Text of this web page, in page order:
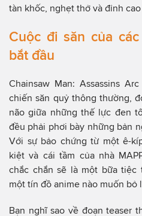
tàn khốc, nghẹt thở và đỉnh
Cuộc đi săn của
bắt đầu
Chainsaw Man: Assassins
chiến săn quỷ thông thường,
não giữa những thế lực đen
đều phải phơi bày những bản
Với sự bảo chứng từ một ê-
kiệt và cái tầm của nhà
chắc chắn sẽ là một bữa tiệc
một tín đồ anime nào muốn bỏ
Bạn nghĩ sao về đoạn teaser